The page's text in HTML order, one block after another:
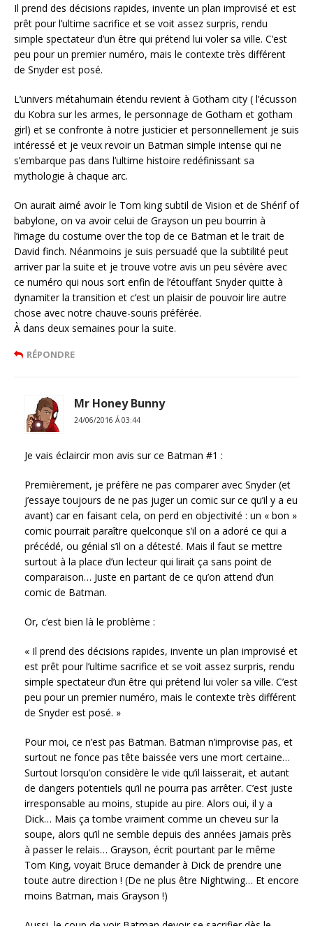
Il prend des décisions rapides, invente un plan improvisé et est
prêt pour l’ultime sacrifice et se voit assez surpris, rendu
simple spectateur d’un être qui prétend lui voler sa ville. C’est
peu pour un premier numéro, mais le contexte très différent
de Snyder est posé.
L’univers métahumain étendu revient à Gotham city ( l’écusson
du Kobra sur les armes, le personnage de Gotham et gotham
girl) et se confronte à notre justicier et personnellement je suis
intéressé et je veux revoir un Batman simple intense qui ne
s’embarque pas dans l’ultime histoire redéfinissant sa
mythologie à chaque arc.
On aurait aimé avoir le Tom king subtil de Vision et de Shérif of
babylone, on va avoir celui de Grayson un peu bourrin à
l’image du costume over the top de ce Batman et le trait de
David finch. Néanmoins je suis persuadé que la subtilité peut
arriver par la suite et je trouve votre avis un peu sévère avec
ce numéro qui nous sort enfin de l’étouffant Snyder quitte à
dynamiter la transition et c’est un plaisir de pouvoir lire autre
chose avec notre chauve-souris préférée.
À dans deux semaines pour la suite.
RÉPONDRE
Mr Honey Bunny
24/06/2016 Á 03:44
Je vais éclaircir mon avis sur ce Batman #1 :
Premièrement, je préfère ne pas comparer avec Snyder (et
j’essaye toujours de ne pas juger un comic sur ce qu’il y a eu
avant) car en faisant cela, on perd en objectivité : un « bon »
comic pourrait paraître quelconque s’il on a adoré ce qui a
précédé, ou génial s’il on a détesté. Mais il faut se mettre
surtout à la place d’un lecteur qui lirait ça sans point de
comparaison… Juste en partant de ce qu’on attend d’un
comic de Batman.
Or, c’est bien là le problème :
« Il prend des décisions rapides, invente un plan improvisé et
est prêt pour l’ultime sacrifice et se voit assez surpris, rendu
simple spectateur d’un être qui prétend lui voler sa ville. C’est
peu pour un premier numéro, mais le contexte très différent
de Snyder est posé. »
Pour moi, ce n’est pas Batman. Batman n’improvise pas, et
surtout ne fonce pas tête baissée vers une mort certaine…
Surtout lorsqu’on considère le vide qu’il laisserait, et autant
de dangers potentiels qu’il ne pourra pas arrêter. C’est juste
irresponsable au moins, stupide au pire. Alors oui, il y a
Dick… Mais ça tombe vraiment comme un cheveu sur la
soupe, alors qu’il ne semble depuis des années jamais près
à passer le relais… Grayson, écrit pourtant par le même
Tom King, voyait Bruce demander à Dick de prendre une
toute autre direction ! (De ne plus être Nightwing… Et encore
moins Batman, mais Grayson !)